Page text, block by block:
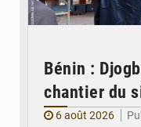
Bénin :
chantier du
6 août 2026